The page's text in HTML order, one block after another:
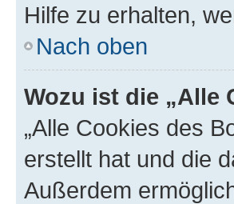
Hilfe zu erhalten,
Nach oben
Wozu ist die „Alle
„Alle Cookies des
erstellt hat und die
Außerdem